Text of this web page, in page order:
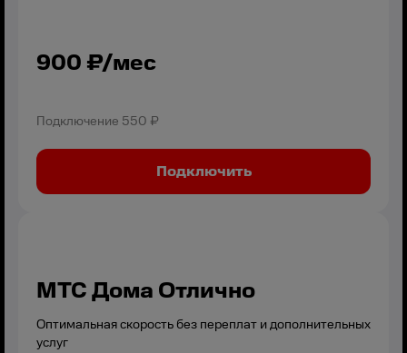
900 ₽/мес
Подключение 550 ₽
Подключить
МТС Дома Отлично
Оптимальная скорость без переплат и дополнительных
услуг